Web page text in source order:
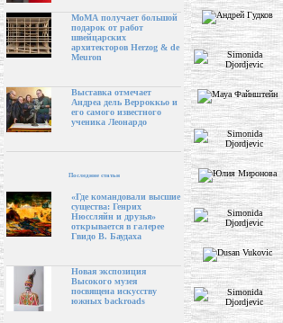
МоМА получает большой
подарок от работ
швейцарских
архитекторов Herzog & de
Meuron
Выставка отмечает
Андреа дель Верроккьо и
его самого известного
ученика Леонардо
Последние статьи
«Где командовали высшие
существа: Генрих
Нюссляйн и друзья»
открывается в галерее
Гвидо В. Баудаха
Новая экспозиция
Высокого музея
посвящена искусству
южных backroads